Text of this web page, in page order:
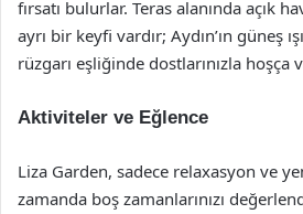
fırsatı bulurlar. Teras alanında açık
ayrı bir keyfi vardır; Aydın’ın güneş
rüzgarı eşliğinde dostlarınızla
Aktiviteler ve Eğlence
Liza Garden, sadece relaxasyon ve
zamanda boş zamanlarınızı